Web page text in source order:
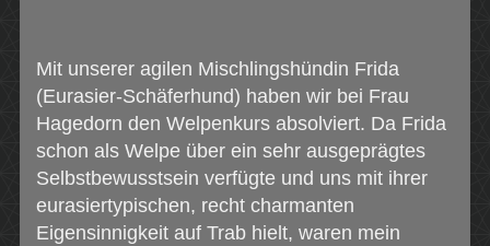
Mit unserer agilen Mischlingshündin Frida
(Eurasier-Schäferhund) haben wir bei Frau
Hagedorn den Welpenkurs absolviert. Da Frida
schon als Welpe über ein sehr ausgeprägtes
Selbstbewusstsein verfügte und uns mit ihrer
eurasiertypischen, recht charmanten
Eigensinnigkeit auf Trab hielt, waren mein